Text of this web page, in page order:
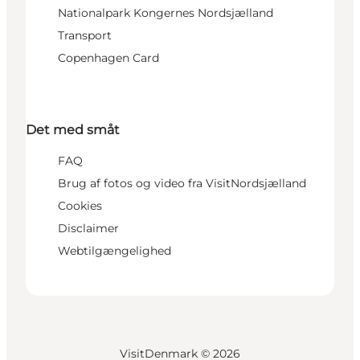
Nationalpark Kongernes Nordsjælland
Transport
Copenhagen Card
Det med småt
FAQ
Brug af fotos og video fra VisitNordsjælland
Cookies
Disclaimer
Webtilgængelighed
VisitDenmark © 2026